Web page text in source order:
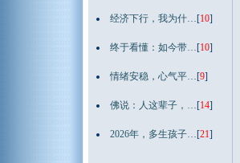
经济下行，我为什…[10]
终于看懂：如今带…[10]
情绪安稳，心气平…[9]
佛说：人这辈子，…[14]
2026年，多生孩子…[21]